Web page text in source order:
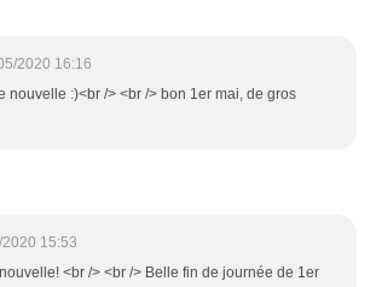
2020 16:16
nouvelle :)<br /> <br /> bon 1er mai, de gros
15:53
<br /> <br /> Belle fin de journée de 1er